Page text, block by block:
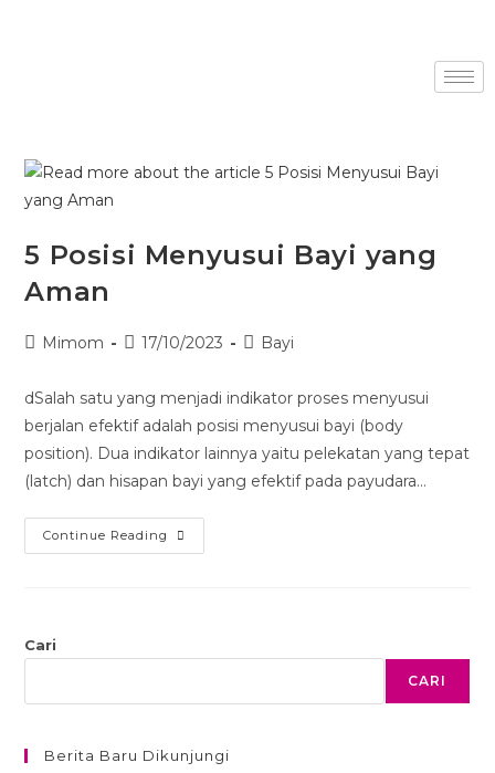
5 Posisi Menyusui Bayi yang
Aman
Mimom 17/10/2023 Bayi
dSalah satu yang menjadi indikator proses menyusui
berjalan efektif adalah posisi menyusui bayi (body
position). Dua indikator lainnya yaitu pelekatan yang tepat
(latch) dan hisapan bayi yang efektif pada payudara…
Continue Reading
Cari
CARI
Berita Baru Dikunjungi